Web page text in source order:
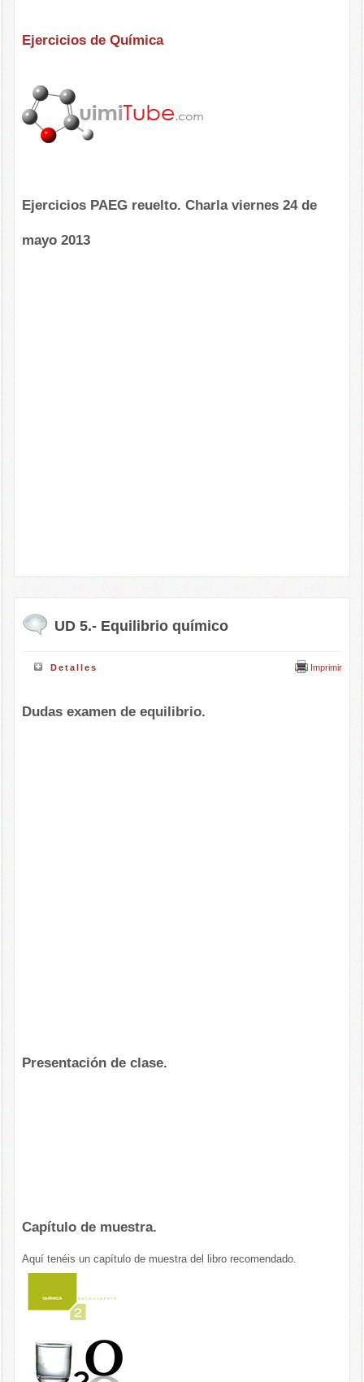
Ejercicios de Química
Ejercicios PAEG reuelto. Charla viernes 24 de
mayo 2013
UD 5.- Equilibrio químico
Imprimir
Detalles
Dudas examen de equilibrio.
Presentación de clase.
Capítulo de muestra.
Aquí tenéis un capítulo de muestra del libro recomendado.